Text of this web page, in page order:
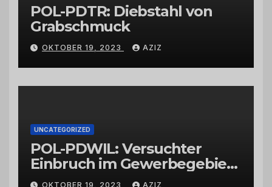
POL-PDTR: Diebstahl von
Grabschmuck
OKTOBER 19, 2023 AZIZ
UNCATEGORIZED
POL-PDWIL: Versuchter
Einbruch im Gewerbegebiet
Wittlich
OKTOBER 19, 2023 AZIZ